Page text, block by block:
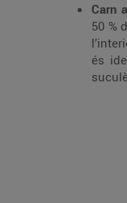
Carn
50 %
és